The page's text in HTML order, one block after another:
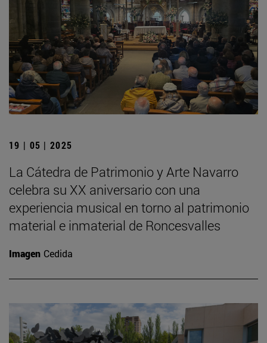
19 | 05 | 2025
La Cátedra de Patrimonio y Arte Navarro
celebra su XX aniversario con una
experiencia musical en torno al patrimonio
material e inmaterial de Roncesvalles
Imagen Cedida